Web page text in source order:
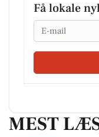
Få lokale
Email
MEST